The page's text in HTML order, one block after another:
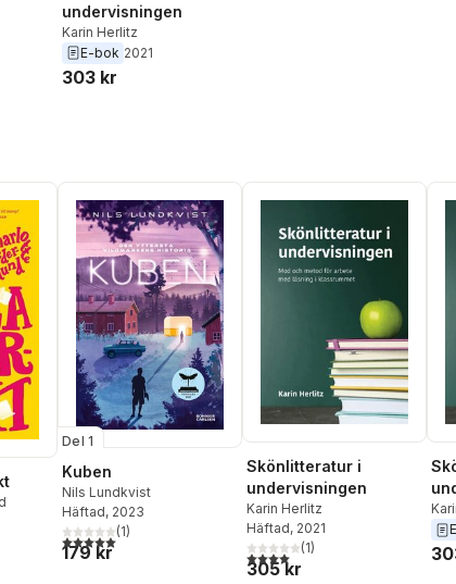
undervisningen
Karin Herlitz
E-bok 2021
303 kr
Del 1
Kuben
Nils Lundkvist
Häftad, 2023
5,0utav 5 stjärnor. Totalt antal röster:
(1)
179 kr
Skönlitteratur i
undervisningen
Karin Herlitz
Häftad, 2021
4,0utav 5 stjärnor. Totalt antal
(1)
305 kr